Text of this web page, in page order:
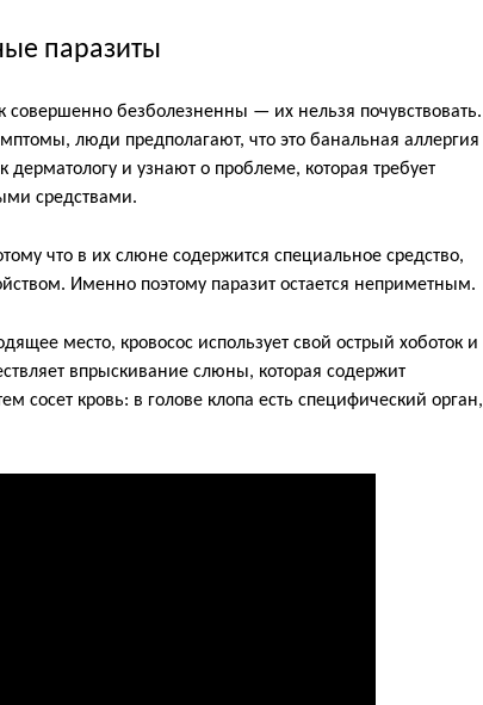
паразиты
совершенно безболезненны — их нельзя почувствовать.
люди предполагают, что это банальная аллергия
и узнают о проблеме, которая требует
средствами.
что в их слюне содержится специальное средство,
Именно поэтому паразит остается неприметным.
место, кровосос использует свой острый хоботок и
впрыскивание слюны, которая содержит
сосет кровь: в голове клопа есть специфический орган,